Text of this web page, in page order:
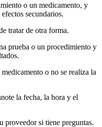
o un medicamento, y
secundarios.
tratar de otra forma.
prueba o un procedimiento y
o no se realiza la
la fecha, la hora y el
proveedor si tiene preguntas.